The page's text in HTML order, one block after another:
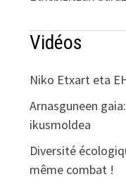
Vidéos
Niko Etxart eta
Arnasguneen
ikusmoldea
Diversité
même combat !